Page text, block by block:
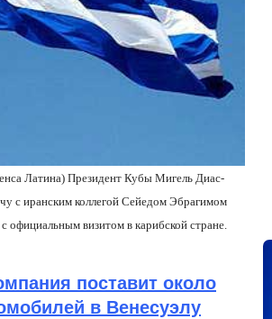
Латина) Президент Кубы Мигель Диас-
с иранским коллегой Сейедом Эбрагимом
официальным визитом в карибской стране.
поставит около
в Венесуэлу